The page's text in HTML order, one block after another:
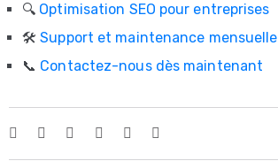
🔍 Optimisation SEO pour entreprises
🛠️Support et maintenance mensuelle
📞 Contactez-nous dès maintenant